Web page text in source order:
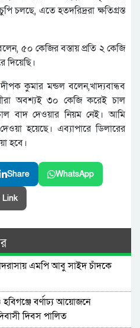
চলছে, এতে হতদরিদ্ররা ক্ষতিগ্রস্ত
৫০ কেজির বস্তায় প্রতি ২ কেজি
দিয়েছি।
দীপক কুমার মন্ডল বলেন,খাদ্যবান্ধব
অবশ্যই ৩০ কেজি করেই চাল
বাদ দেওয়ার নিয়ম নেই। আমি
হয়েছে। এব্যাপারে ডিলারের
হবে।
Share WhatsApp
Link
এমপি আবু সাইদ চাঁদকে
বর্ণাঢ্য আয়োজনে
দিবস পালিত